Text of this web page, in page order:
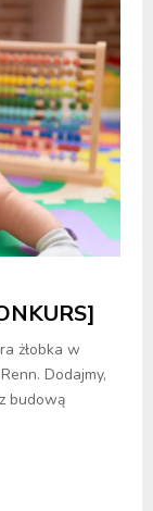
żłobka w
Dodajmy,
budową